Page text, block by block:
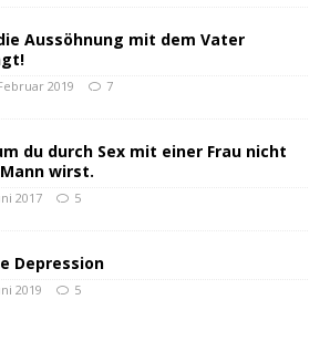
Aussöhnung mit dem Vater
2019 7
du durch Sex mit einer Frau nicht
wirst.
2017 5
Depression
2019 5